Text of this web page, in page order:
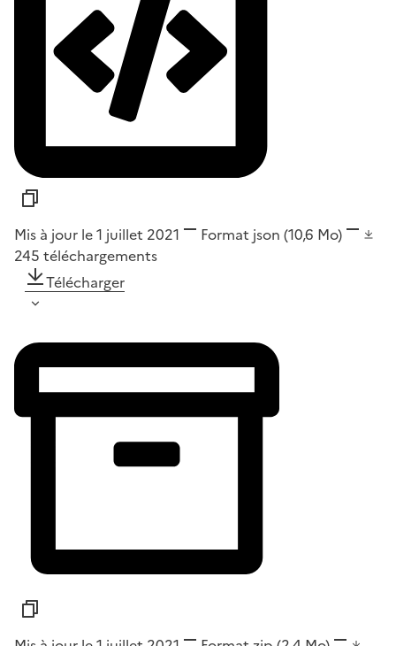
Mis à jour le 1 juillet 2021 Format json (10,6 Mo)
245 téléchargements
Télécharger